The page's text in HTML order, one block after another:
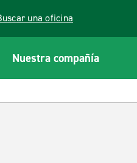
una oficina
Nuestra compañía